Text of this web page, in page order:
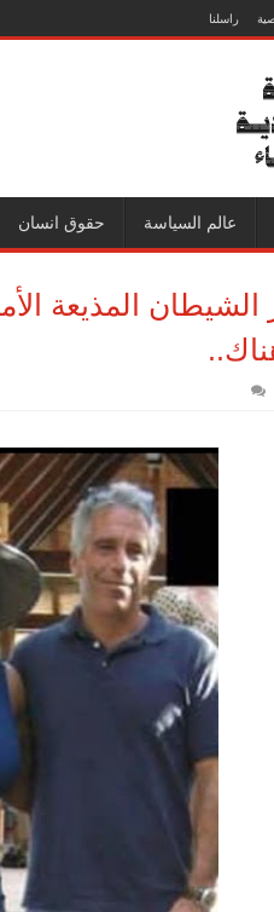
راسلنا
عالم السياسة حقوق انسان